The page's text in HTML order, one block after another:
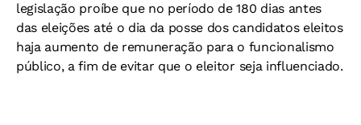
legislação proíbe que no período de 180 dias antes
das eleições até o dia da posse dos candidatos eleitos
haja aumento de remuneração para o funcionalismo
público, a fim de evitar que o eleitor seja influenciado.